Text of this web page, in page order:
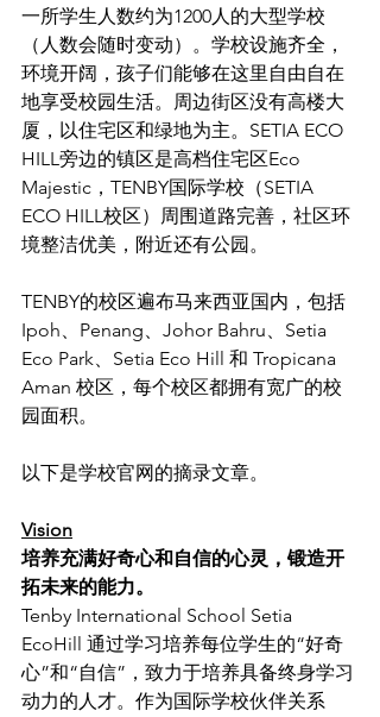
一所学生人数约为1200人的大型学校
（人数会随时变动）。学校设施齐全，
环境开阔，孩子们能够在这里自由自在
地享受校园生活。周边街区没有高楼大
厦，以住宅区和绿地为主。SETIA ECO
HILL旁边的镇区是高档住宅区Eco
Majestic，TENBY国际学校（SETIA
ECO HILL校区）周围道路完善，社区环
境整洁优美，附近还有公园。
TENBY的校区遍布马来西亚国内，包括
Ipoh、Penang、Johor Bahru、Setia
Eco Park、Setia Eco Hill 和 Tropicana
Aman 校区，每个校区都拥有宽广的校
园面积。
以下是学校官网的摘录文章。
Vision
培养充满好奇心和自信的心灵，锻造开
拓未来的能力。
Tenby International School Setia
EcoHill 通过学习培养每位学生的“好奇
心”和“自信”，致力于培养具备终身学习
动力的人才。作为国际学校伙伴关系